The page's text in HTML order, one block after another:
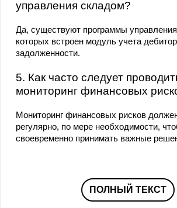
управления складом?
Да, существуют программы
которых встроен модуль учета
задолженности.
5. Как часто следует
мониторинг финансовых
Мониторинг финансовых рисков
регулярно, по мере необходимости,
своевременно принимать важные
ПОЛНЫЙ ТЕКСТ